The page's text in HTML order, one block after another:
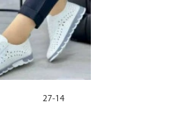
27-14